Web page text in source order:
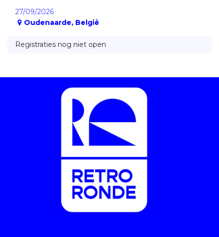
27/09/2026
Oudenaarde, België
Registraties nog niet open